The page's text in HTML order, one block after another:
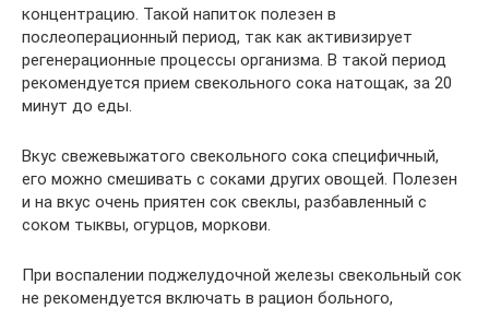
концентрацию. Такой напиток полезен в
послеоперационный период, так как активизирует
регенерационные процессы организма. В такой период
рекомендуется прием свекольного сока натощак, за 20
минут до еды.
Вкус свежевыжатого свекольного сока специфичный,
его можно смешивать с соками других овощей. Полезен
и на вкус очень приятен сок свеклы, разбавленный с
соком тыквы, огурцов, моркови.
При воспалении поджелудочной железы свекольный сок
не рекомендуется включать в рацион больного,